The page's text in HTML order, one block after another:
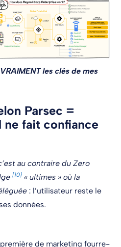
les clés de mes
Parsec =
ne fait confiance
au contraire du Zero
[10] « ultimes » où la
: l’utilisateur reste le
données.
de marketing fourre-